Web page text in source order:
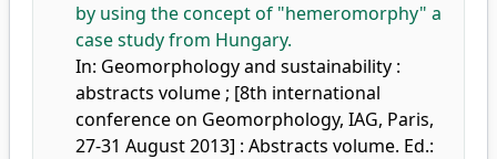
by using the concept of "hemeromorphy" a
case study from Hungary.
In: Geomorphology and sustainability :
abstracts volume ; [8th international
conference on Geomorphology, IAG, Paris,
27-31 August 2013] : Abstracts volume. Ed.: